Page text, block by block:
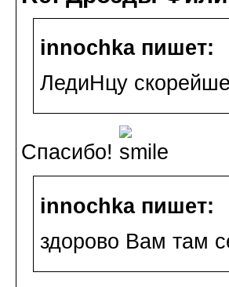
innochka пишет:
ЛедиНцу
Спасибо!
innochka пишет:
здорово Вам там